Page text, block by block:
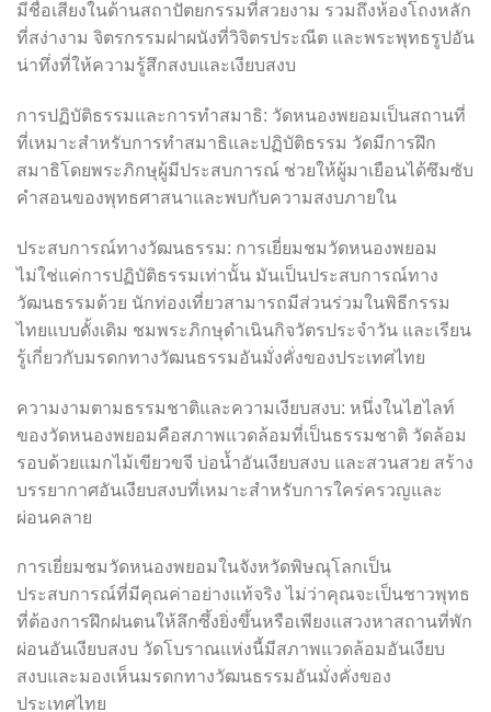
มีชื่อเสียงในด้านสถาปัตยกรรมที่สวยงาม รวมถึงห้องโถงหลัก
ที่สง่างาม จิตรกรรมฝาผนังที่วิจิตรประณีต และพระพุทธรูปอัน
น่าทึ่งที่ให้ความรู้สึกสงบและเงียบสงบ
การปฏิบัติธรรมและการทำสมาธิ: วัดหนองพยอมเป็นสถานที่
ที่เหมาะสำหรับการทำสมาธิและปฏิบัติธรรม วัดมีการฝึก
สมาธิโดยพระภิกษุผู้มีประสบการณ์ ช่วยให้ผู้มาเยือนได้ซึมซับ
คำสอนของพุทธศาสนาและพบกับความสงบภายใน
ประสบการณ์ทางวัฒนธรรม: การเยี่ยมชมวัดหนองพยอม
ไม่ใช่แค่การปฏิบัติธรรมเท่านั้น มันเป็นประสบการณ์ทาง
วัฒนธรรมด้วย นักท่องเที่ยวสามารถมีส่วนร่วมในพิธีกรรม
ไทยแบบดั้งเดิม ชมพระภิกษุดำเนินกิจวัตรประจำวัน และเรียน
รู้เกี่ยวกับมรดกทางวัฒนธรรมอันมั่งคั่งของประเทศไทย
ความงามตามธรรมชาติและความเงียบสงบ: หนึ่งในไฮไลท์
ของวัดหนองพยอมคือสภาพแวดล้อมที่เป็นธรรมชาติ วัดล้อม
รอบด้วยแมกไม้เขียวขจี บ่อน้ำอันเงียบสงบ และสวนสวย สร้าง
บรรยากาศอันเงียบสงบที่เหมาะสำหรับการใคร่ครวญและ
ผ่อนคลาย
การเยี่ยมชมวัดหนองพยอมในจังหวัดพิษณุโลกเป็น
ประสบการณ์ที่มีคุณค่าอย่างแท้จริง ไม่ว่าคุณจะเป็นชาวพุทธ
ที่ต้องการฝึกฝนตนให้ลึกซึ้งยิ่งขึ้นหรือเพียงแสวงหาสถานที่พัก
ผ่อนอันเงียบสงบ วัดโบราณแห่งนี้มีสภาพแวดล้อมอันเงียบ
สงบและมองเห็นมรดกทางวัฒนธรรมอันมั่งคั่งของ
ประเทศไทย